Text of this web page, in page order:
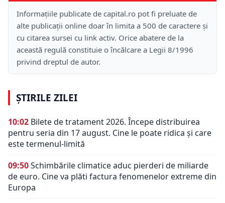
Informațiile publicate de capital.ro pot fi preluate de
alte publicații online doar în limita a 500 de caractere și
cu citarea sursei cu link activ. Orice abatere de la
această regulă constituie o încălcare a Legii 8/1996
privind dreptul de autor.
ȘTIRILE ZILEI
10:02 Bilete de tratament 2026. Începe distribuirea
pentru seria din 17 august. Cine le poate ridica și care
este termenul-limită
09:50Schimbările climatice aduc pierderi de miliarde
de euro. Cine va plăti factura fenomenelor extreme din
Europa